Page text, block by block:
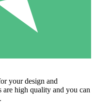
your design and
high quality and you can